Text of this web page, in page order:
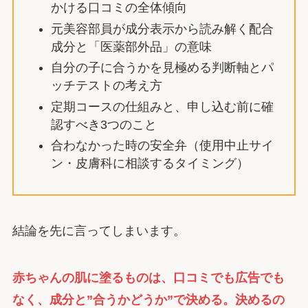
かける口コミの全体傾向
元美容部員が成分表示から読み解く配合
成分と「医薬部外品」の意味
自分の子に合うかを見極める判断軸とパ
ッチテストの考え方
定期コースの仕組みと、申し込む前に確
認すべき3つのこと
合わなかった時の安全弁（使用中止サイ
ン・皮膚科に相談するタイミング）
結論を先に言ってしまいます。
赤ちゃんの肌に塗るものは、口コミでも広告でも
なく、成分と”合うかどうか”で決める。決めるの